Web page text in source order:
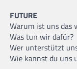
FUTURE
Warum ist uns das
Was tun wir dafür?
Wer unterstützt
Wie kannst du uns